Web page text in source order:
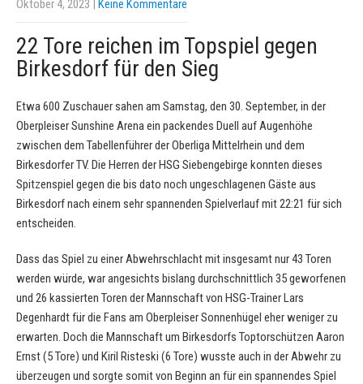
Oktober 4, 2023 Keine Kommentare
22 Tore reichen im Topspiel gegen
Birkesdorf für den Sieg
Etwa 600 Zuschauer sahen am Samstag, den 30. September, in der
Oberpleiser Sunshine Arena ein packendes Duell auf Augenhöhe
zwischen dem Tabellenführer der Oberliga Mittelrhein und dem
Birkesdorfer TV. Die Herren der HSG Siebengebirge konnten dieses
Spitzenspiel gegen die bis dato noch ungeschlagenen Gäste aus
Birkesdorf nach einem sehr spannenden Spielverlauf mit 22:21 für sich
entscheiden.
Dass das Spiel zu einer Abwehrschlacht mit insgesamt nur 43 Toren
werden würde, war angesichts bislang durchschnittlich 35 geworfenen
und 26 kassierten Toren der Mannschaft von HSG-Trainer Lars
Degenhardt für die Fans am Oberpleiser Sonnenhügel eher weniger zu
erwarten. Doch die Mannschaft um Birkesdorfs Toptorschützen Aaron
Ernst (5 Tore) und Kiril Risteski (6 Tore) wusste auch in der Abwehr zu
überzeugen und sorgte somit von Beginn an für ein spannendes Spiel